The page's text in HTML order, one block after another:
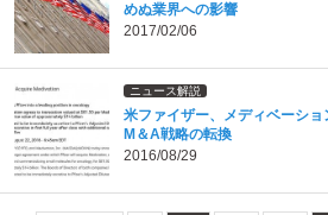
めぬ業界への影響
2017/02/06
ニュース解説
米ファイザー、メディベーシ
M＆A戦略の転換
2016/08/29